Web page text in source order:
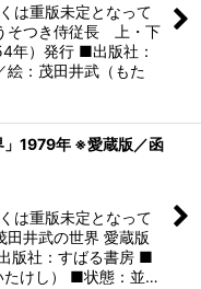
は重版未定となって
そつき侍従長 上・下
年）発行 ■出版社：
：茂田井武（もた
」1979年 ※愛蔵版／函
は重版未定となって
井武の世界 愛蔵版
版社：すばる書房 ■
たけし） ■状態：並…